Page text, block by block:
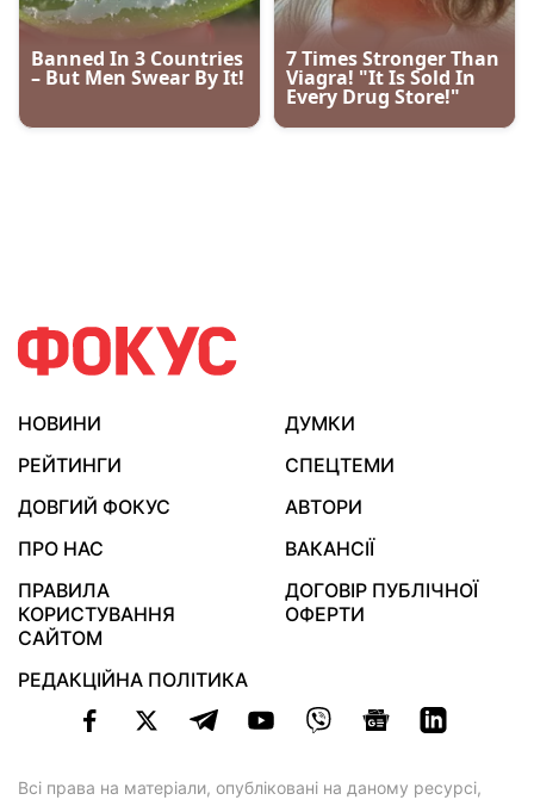
НОВИНИ
ДУМКИ
РЕЙТИНГИ
СПЕЦТЕМИ
ДОВГИЙ ФОКУС
АВТОРИ
ПРО НАС
ВАКАНСІЇ
ПРАВИЛА
КОРИСТУВАННЯ
САЙТОМ
ДОГОВІР ПУБЛІЧНОЇ
ОФЕРТИ
РЕДАКЦІЙНА ПОЛІТИКА
Всі права на матеріали, опубліковані на даному ресурсі,